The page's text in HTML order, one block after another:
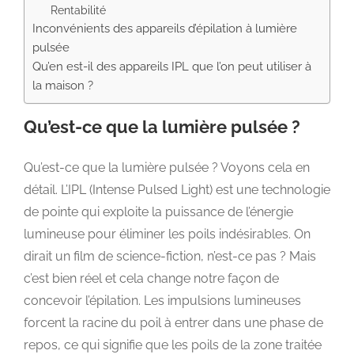
Rentabilité
Inconvénients des appareils d’épilation à lumière
pulsée
Qu’en est-il des appareils IPL que l’on peut utiliser à
la maison ?
Qu’est-ce que la lumière pulsée ?
Qu’est-ce que la lumière pulsée ? Voyons cela en
détail. L’IPL (Intense Pulsed Light) est une technologie
de pointe qui exploite la puissance de l’énergie
lumineuse pour éliminer les poils indésirables. On
dirait un film de science-fiction, n’est-ce pas ? Mais
c’est bien réel et cela change notre façon de
concevoir l’épilation. Les impulsions lumineuses
forcent la racine du poil à entrer dans une phase de
repos, ce qui signifie que les poils de la zone traitée